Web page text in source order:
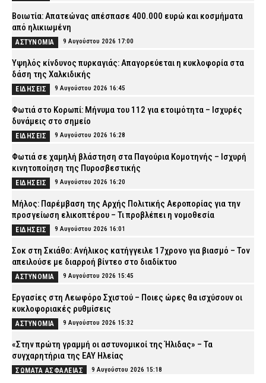
Βοιωτία: Απατεώνας απέσπασε 400.000 ευρώ και κοσμήματα
από ηλικιωμένη
ΑΣΤΥΝΟΜΙΑ 9 Αυγούστου 2026 17:00
Υψηλός κίνδυνος πυρκαγιάς: Απαγορεύεται η κυκλοφορία στα
δάση της Χαλκιδικής
ΕΙΔΗΣΕΙΣ 9 Αυγούστου 2026 16:45
Φωτιά στο Κορωπί: Μήνυμα του 112 για ετοιμότητα – Ισχυρές
δυνάμεις στο σημείο
ΕΙΔΗΣΕΙΣ 9 Αυγούστου 2026 16:28
Φωτιά σε χαμηλή βλάστηση στα Παγούρια Κομοτηνής – Ισχυρή
κινητοποίηση της Πυροσβεστικής
ΕΙΔΗΣΕΙΣ 9 Αυγούστου 2026 16:20
Μήλος: Παρέμβαση της Αρχής Πολιτικής Αεροπορίας για την
προσγείωση ελικοπτέρου – Τι προβλέπει η νομοθεσία
ΕΙΔΗΣΕΙΣ 9 Αυγούστου 2026 16:01
Σοκ στη Σκιάθο: Ανήλικος κατήγγειλε 17χρονο για βιασμό – Τον
απειλούσε με διαρροή βίντεο στο διαδίκτυο
ΑΣΤΥΝΟΜΙΑ 9 Αυγούστου 2026 15:45
Εργασίες στη Λεωφόρο Σχιστού – Ποιες ώρες θα ισχύσουν οι
κυκλοφοριακές ρυθμίσεις
ΑΣΤΥΝΟΜΙΑ 9 Αυγούστου 2026 15:32
«Στην πρώτη γραμμή οι αστυνομικοί της Ήλιδας» – Τα
συγχαρητήρια της ΕΑΥ Ηλείας
ΣΩΜΑΤΑ ΑΣΦΑΛΕΙΑΣ 9 Αυγούστου 2026 15:18